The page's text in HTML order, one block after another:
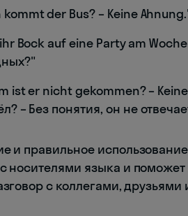
kommt der Bus? – Keine
Bock auf eine Party am
ist er nicht gekommen? –
– Без понятия, он не
и правильное
носителями языка и
с коллегами,